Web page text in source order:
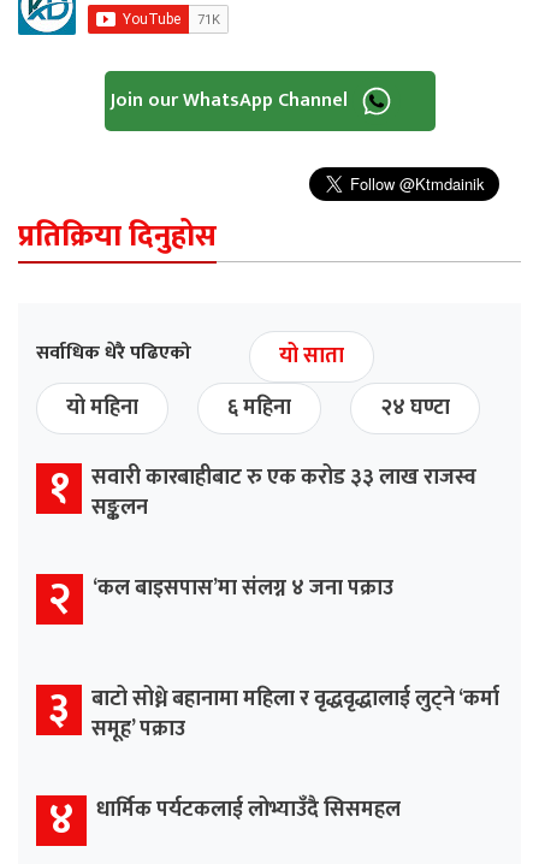
Join our WhatsApp Channel
प्रतिक्रिया दिनुहोस
सर्वाधिक धेरै पढिएको
यो साता
यो महिना
६ महिना २४ घण्टा
१
सवारी कारबाहीबाट रु एक करोड ३३ लाख राजस्व
सङ्कलन
२ ‘कल बाइसपास’मा संलग्न ४ जना पक्राउ
३
बाटो सोध्ने बहानामा महिला र वृद्धवृद्धालाई लुट्ने ‘कर्मा
समूह’ पक्राउ
४ धार्मिक पर्यटकलाई लोभ्याउँदै सिसमहल